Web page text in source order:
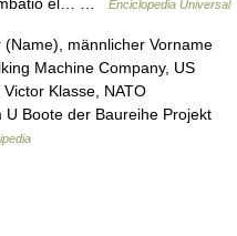
Enciclopedia Universal
männlicher Vorname
Machine Company, US
Klasse, NATO
U Boote der Baureihe Projekt